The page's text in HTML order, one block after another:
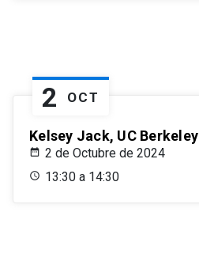
2 OCT
Kelsey Jack, UC Berkeley
2 de Octubre de 2024
13:30 a 14:30